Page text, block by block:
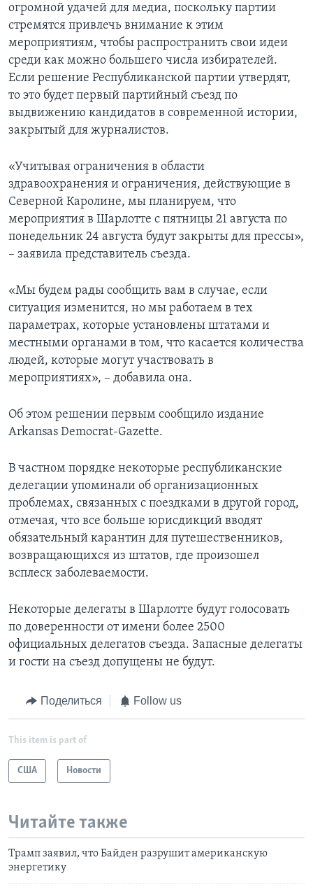
огромной удачей для медиа, поскольку партии
стремятся привлечь внимание к этим
мероприятиям, чтобы распространить свои идеи
среди как можно большего числа избирателей.
Если решение Республиканской партии утвердят,
то это будет первый партийный съезд по
выдвижению кандидатов в современной истории,
закрытый для журналистов.
«Учитывая ограничения в области
здравоохранения и ограничения, действующие в
Северной Каролине, мы планируем, что
мероприятия в Шарлотте с пятницы 21 августа по
понедельник 24 августа будут закрыты для прессы»,
– заявила представитель съезда.
«Мы будем рады сообщить вам в случае, если
ситуация изменится, но мы работаем в тех
параметрах, которые установлены штатами и
местными органами в том, что касается количества
людей, которые могут участвовать в
мероприятиях», – добавила она.
Об этом решении первым сообщило издание
Arkansas Democrat-Gazette.
В частном порядке некоторые республиканские
делегации упоминали об организационных
проблемах, связанных с поездками в другой город,
отмечая, что все больше юрисдикций вводят
обязательный карантин для путешественников,
возвращающихся из штатов, где произошел
всплеск заболеваемости.
Некоторые делегаты в Шарлотте будут голосовать
по доверенности от имени более 2500
официальных делегатов съезда. Запасные делегаты
и гости на съезд допущены не будут.
Поделиться Follow us
This item is part of
США Новости
Читайте также
Трамп заявил, что Байден разрушит американскую
энергетику